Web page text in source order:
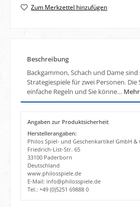
Zum Merkzettel hinzufügen
Beschreibung
Backgammon, Schach und Dame
Strategiespiele für zwei Personen. Die
einfache Regeln und Sie könne… Mehr
Angaben zur Produktsicherheit
Herstellerangaben:
Philos Spiel- und Geschenkartikel GmbH &
Friedrich-List-Str. 65
33100 Paderborn
Deutschland
www.philosspiele.de
E-Mail: info@philosspiele.de
Tel.: +49 (0)5251 69888 0